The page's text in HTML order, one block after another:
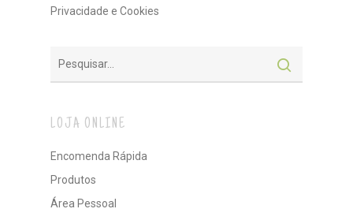
Privacidade e Cookies
LOJA ONLINE
Encomenda Rápida
Produtos
Área Pessoal